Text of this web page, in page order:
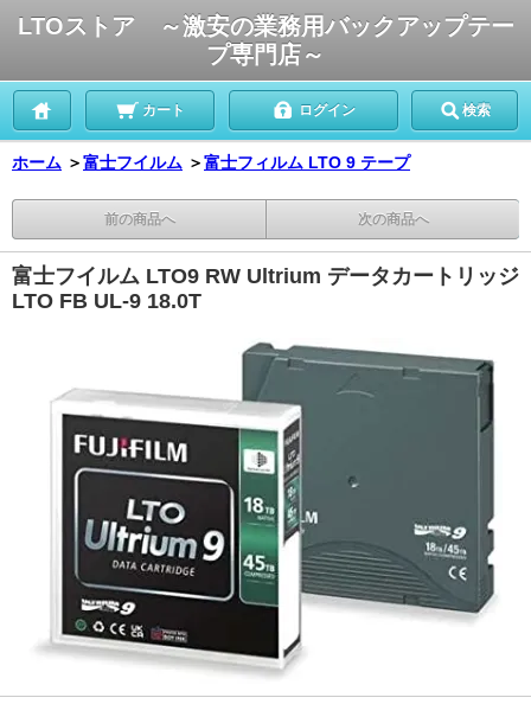
LTOストア ～激安の業務用バックアップテー
プ専門店～
カート ログイン 検索
ホーム ＞富士フイルム ＞富士フィルム LTO 9 テープ
前の商品へ 次の商品へ
富士フイルム LTO9 RW Ultrium データカートリッジ
LTO FB UL-9 18.0T